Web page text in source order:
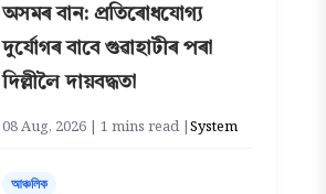
অসমৰ বান: প্ৰতিৰোধযোগ্য
দুৰ্যোগৰ বাবে গুৱাহাটীৰ পৰা
দিল্লীলৈ দায়বদ্ধতা
08 Aug, 2026 | 1 mins read |System
আঞ্চলিক